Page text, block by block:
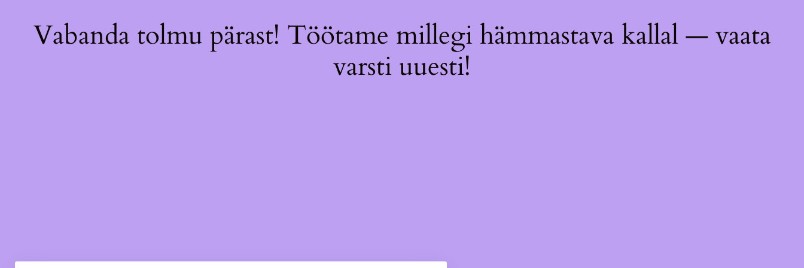
Vabanda tolmu pärast! Töötame millegi hämmastava kallal — vaata
varsti uuesti!